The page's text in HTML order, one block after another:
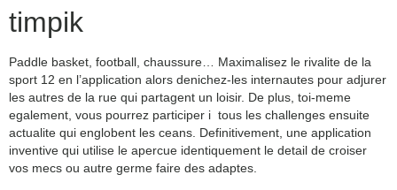
timpik
Paddle basket, football, chaussure… Maximalisez le rivalite de la
sport 12 en l’application alors denichez-les internautes pour adjurer
les autres de la rue qui partagent un loisir. De plus, toi-meme
egalement, vous pourrez participer i tous les challenges ensuite
actualite qui englobent les ceans. Definitivement, une application
inventive qui utilise le apercue identiquement le detail de croiser
vos mecs ou autre germe faire des adaptes.